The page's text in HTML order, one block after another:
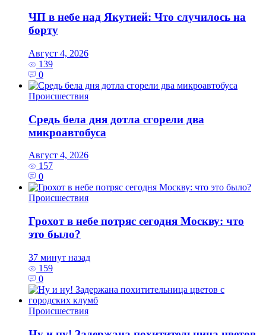
ЧП в небе над Якутией: Что случилось на
борту
Август 4, 2026
139
0
Происшествия
Средь бела дня дотла сгорели два
микроавтобуса
Август 4, 2026
157
0
Происшествия
Грохот в небе потряс сегодня Москву: что
это было?
37 минут назад
159
0
Происшествия